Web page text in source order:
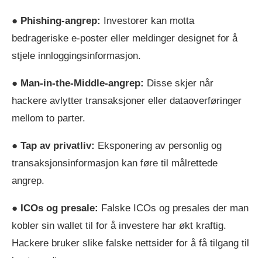
● Phishing-angrep:
Investorer kan motta
bedrageriske e-poster eller meldinger designet for å
stjele innloggingsinformasjon.
● Man-in-the-Middle-angrep: Disse skjer når
hackere avlytter transaksjoner eller dataoverføringer
mellom to parter.
● Tap av privatliv: Eksponering av personlig og
transaksjonsinformasjon kan føre til målrettede
angrep.
● ICOs og presale: Falske ICOs og presales der man
kobler sin wallet til for å investere har økt kraftig.
Hackere bruker slike falske nettsider for å få tilgang til